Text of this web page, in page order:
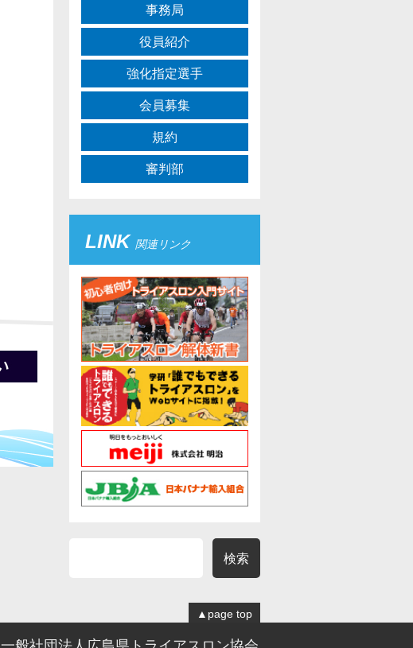
事務局
役員紹介
強化指定選手
会員募集
規約
審判部
LINK 関連リンク
▲ page top